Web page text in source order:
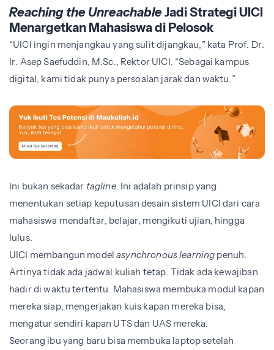
Reaching the UnreachableJadi Strategi UICI
Menargetkan Mahasiswa di Pelosok
“UICI ingin menjangkau yang sulit dijangkau,” kata Prof. Dr.
Ir. Asep Saefuddin, M.Sc., Rektor UICI. “Sebagai kampus
digital, kami tidak punya persoalan jarak dan waktu.”
Ini bukan sekadar tagline. Ini adalah prinsip yang
menentukan setiap keputusan desain sistem UICI dari cara
mahasiswa mendaftar, belajar, mengikuti ujian, hingga
lulus.
UICI membangun modelasynchronous learning penuh.
Artinya tidak ada jadwal kuliah tetap. Tidak ada kewajiban
hadir di waktu tertentu. Mahasiswa membuka modul kapan
mereka siap, mengerjakan kuis kapan mereka bisa,
mengatur sendiri kapan UTS dan UAS mereka.
Seorang ibu yang baru bisa membuka laptop setelah